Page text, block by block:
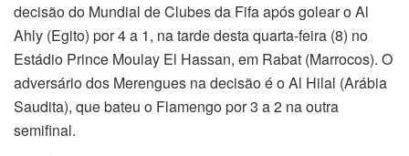
decisão do Mundial de Clubes da Fifa após golear o Al
Ahly (Egito) por 4 a 1, na tarde desta quarta-feira (8) no
Estádio Prince Moulay El Hassan, em Rabat (Marrocos). O
adversário dos Merengues na decisão é o Al Hilal (Arábia
Saudita), que bateu o Flamengo por 3 a 2 na outra
semifinal.